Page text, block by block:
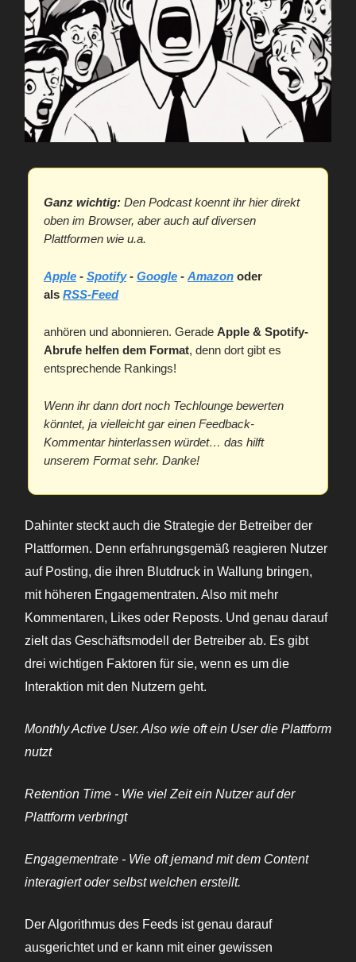
Ganz wichtig: Den Podcast koennt ihr hier direkt
oben im Browser, aber auch auf diversen
Plattformen wie u.a.
Apple - Spotify- Google - Amazon oder
als RSS-Feed
anhören und abonnieren. Gerade Apple & Spotify-
Abrufe helfen dem Format, denn dort gibt es
entsprechende Rankings!
Wenn ihr dann dort noch Techlounge bewerten
könntet, ja vielleicht gar einen Feedback-
Kommentar hinterlassen würdet… das hilft
unserem Format sehr. Danke!
Dahinter steckt auch die Strategie der Betreiber der
Plattformen. Denn erfahrungsgemäß reagieren Nutzer
auf Posting, die ihren Blutdruck in Wallung bringen,
mit höheren Engagementraten. Also mit mehr
Kommentaren, Likes oder Reposts. Und genau darauf
zielt das Geschäftsmodell der Betreiber ab. Es gibt
drei wichtigen Faktoren für sie, wenn es um die
Interaktion mit den Nutzern geht.
Monthly Active User. Also wie oft ein User die Plattform
nutzt
Retention Time - Wie viel Zeit ein Nutzer auf der
Plattform verbringt
Engagementrate - Wie oft jemand mit dem Content
interagiert oder selbst welchen erstellt.
Der Algorithmus des Feeds ist genau darauf
ausgerichtet und er kann mit einer gewissen